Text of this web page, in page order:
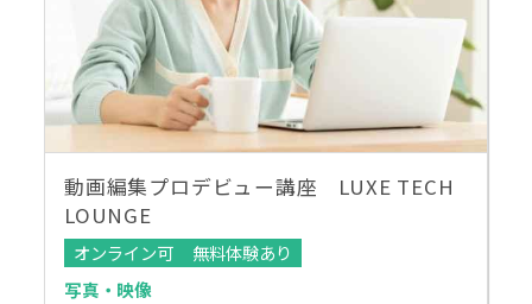
動画編集プロデビュー講座 LUXE TECH
LOUNGE
オンライン可
無料体験あり
写真・映像